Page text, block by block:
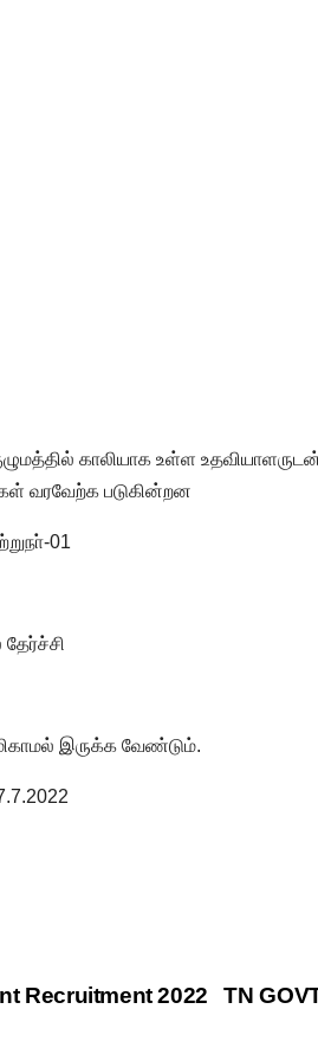
காலியாக உள்ள
வரவேற்க படுகின்றன
01
இருக்க வேண்டும்.
TN
Recruitment 2022